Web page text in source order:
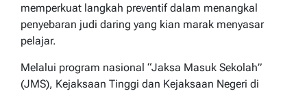
memperkuat langkah preventif dalam menangkal
penyebaran judi daring yang kian marak menyasar
pelajar.
Melalui program nasional “Jaksa Masuk Sekolah”
(JMS), Kejaksaan Tinggi dan Kejaksaan Negeri di